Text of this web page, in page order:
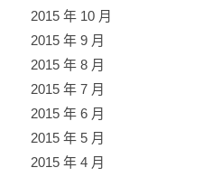
2015 年 10 月
2015 年 9 月
2015 年 8 月
2015 年 7 月
2015 年 6 月
2015 年 5 月
2015 年 4 月